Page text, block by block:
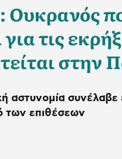
Ουκρανός
τις
στην
αστυνομία
των επιθέσεων